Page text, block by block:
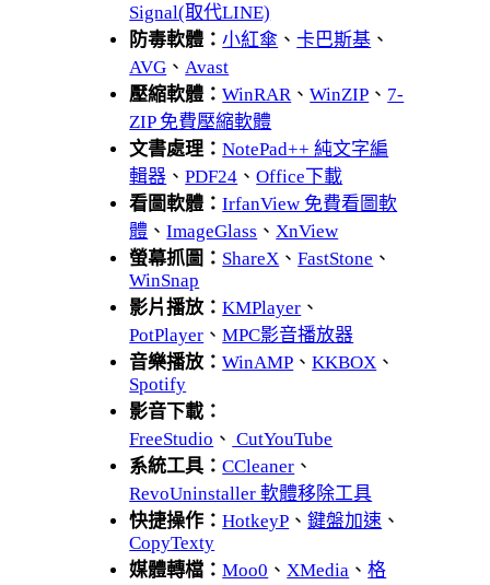
Signal(取代LINE)
防毒軟體：小紅傘 、卡巴斯基 、
AVG 、 Avast
壓縮軟體：WinRAR 、WinZIP 、 7-
ZIP 免費壓縮軟體
文書處理：NotePad++ 純文字編
輯器 、PDF24 、Office下載
看圖軟體：IrfanView 免費看圖軟
體 、ImageGlass 、 XnView
螢幕抓圖： ShareX 、FastStone 、
WinSnap
影片播放：KMPlayer 、
PotPlayer 、MPC影音播放器
音樂播放：WinAMP 、KKBOX 、
Spotify
影音下載：
FreeStudio 、 CutYouTube
系統工具：CCleaner 、
RevoUninstaller 軟體移除工具
快捷操作：HotkeyP 、鍵盤加速 、
CopyTexty
媒體轉檔：Moo0 、 XMedia 、格